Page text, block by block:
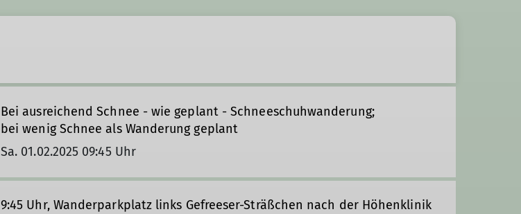
Bei ausreichend Schnee - wie geplant - Schneeschuhwanderung;
bei wenig Schnee als Wanderung geplant
Sa. 01.02.2025 09:45 Uhr
9:45 Uhr, Wanderparkplatz links Gefreeser-Sträßchen nach der Höhenklinik